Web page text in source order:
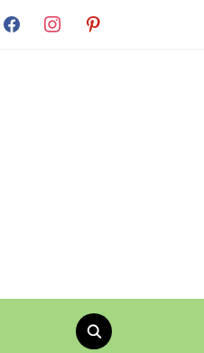
facebook instagrampinterest